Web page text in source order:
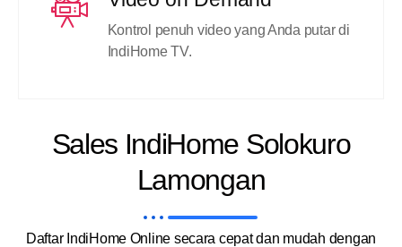
Kontrol penuh video yang Anda putar di
IndiHome TV.
Sales IndiHome Solokuro
Lamongan
Daftar IndiHome Online secara cepat dan mudah dengan